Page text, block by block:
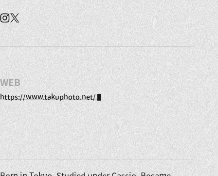
Instagram
X
WEB
https://www.takuphoto.net/